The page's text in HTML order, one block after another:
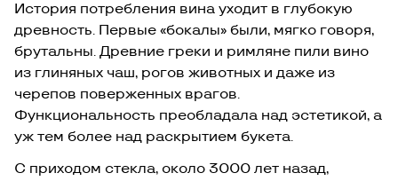
История потребления вина уходит в глубокую
древность. Первые «бокалы» были, мягко говоря,
брутальны. Древние греки и римляне пили вино
из глиняных чаш, рогов животных и даже из
черепов поверженных врагов.
Функциональность преобладала над эстетикой, а
уж тем более над раскрытием букета.
С приходом стекла, около 3000 лет назад,